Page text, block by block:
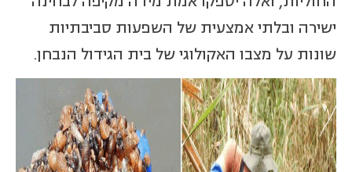
ישירה ובלתי אמצעית של השפעות סביבתיות
שונות על מצבו האקולוגי של בית הגידול הנבחן.